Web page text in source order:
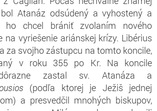
Atanáz odsúdený a vyhostený a
ho chcel brániť zvolaním nového
na vyriešenie ariánskej krízy. Libérius
za svojho zástupcu na tomto koncile,
v roku 355 po Kr. Na koncile
zastal sv. Atanáza a
(podľa ktorej je Ježiš jednej
a presvedčil mnohých biskupov,